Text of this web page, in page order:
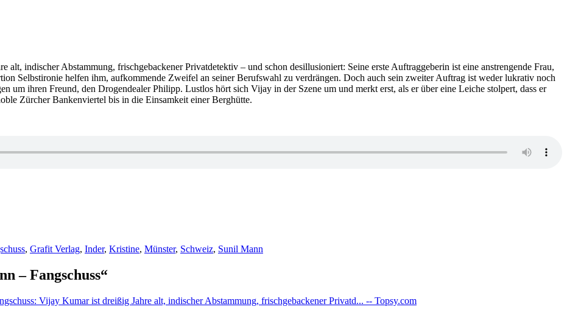
indischer Abstammung, frischgebackener Privatdetektiv – und schon desillusioniert: Seine erste Auftraggeberin ist eine anstrengende Frau,
Selbstironie helfen ihm, aufkommende Zweifel an seiner Berufswahl zu verdrängen. Doch auch sein zweiter Auftrag ist weder lukrativ noch
um ihren Freund, den Drogendealer Philipp. Lustlos hört sich Vijay in der Szene um und merkt erst, als er über eine Leiche stolpert, dass er
Zürcher Bankenviertel bis in die Einsamkeit einer Berghütte.
, Grafit Verlag, Inder, Kristine, Münster, Schweiz, Sunil Mann
– Fangschuss“
Vijay Kumar ist dreißig Jahre alt, indischer Abstammung, frischgebackener Privatd... -- Topsy.com